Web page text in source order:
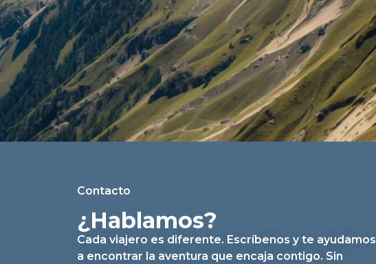
Contacto
¿Hablamos?
Cada viajero es diferente. Escríbenos y te ayudamos
a encontrar la aventura que encaja contigo. Sin